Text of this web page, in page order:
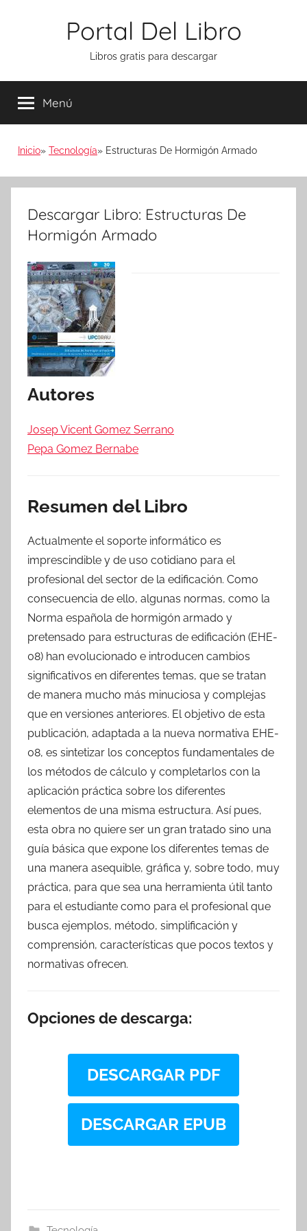
Portal Del Libro
Libros gratis para descargar
Menú
Inicio Tecnología Estructuras De Hormigón Armado
Descargar Libro: Estructuras De
Hormigón Armado
Autores
Josep Vicent Gomez Serrano
Pepa Gomez Bernabe
Resumen del Libro
Actualmente el soporte informático es
imprescindible y de uso cotidiano para el
profesional del sector de la edificación. Como
consecuencia de ello, algunas normas, como la
Norma española de hormigón armado y
pretensado para estructuras de edificación (EHE-
08) han evolucionado e introducen cambios
significativos en diferentes temas, que se tratan
de manera mucho más minuciosa y complejas
que en versiones anteriores. El objetivo de esta
publicación, adaptada a la nueva normativa EHE-
08, es sintetizar los conceptos fundamentales de
los métodos de cálculo y completarlos con la
aplicación práctica sobre los diferentes
elementos de una misma estructura. Así pues,
esta obra no quiere ser un gran tratado sino una
guía básica que expone los diferentes temas de
una manera asequible, gráfica y, sobre todo, muy
práctica, para que sea una herramienta útil tanto
para el estudiante como para el profesional que
busca ejemplos, método, simplificación y
comprensión, características que pocos textos y
normativas ofrecen.
Opciones de descarga:
DESCARGAR PDF
DESCARGAR EPUB